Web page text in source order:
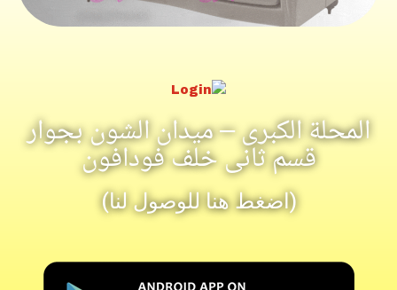
المحلة الكبرى – ميدان الشون بجوار
قسم ثانى خلف فودافون
(اضغط هنا للوصول لنا)